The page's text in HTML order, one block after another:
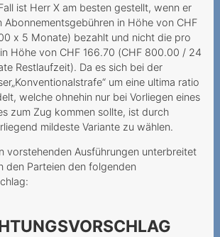
ist Herr X am besten gestellt, wenn er
Abonnementsgebühren in Höhe von CHF
x 5 Monate) bezahlt und nicht die pro
Höhe von CHF 166.70 (CHF 800.00 / 24
Restlaufzeit). Da es sich bei der
um eine ultima ratio
welche ohnehin nur bei Vorliegen eines
zum Zug kommen sollte, ist durch
mildeste Variante zu wählen.
vorstehenden Ausführungen unterbreitet
den Parteien den folgenden
verlängerter Mobilvertrag
Überblick verloren
Unlimitiertes Abonnement
mit Limit
Eintritt ins Altersheim
Wesentlicher Irrtum
Ungewollter
Vertragsschluss mit